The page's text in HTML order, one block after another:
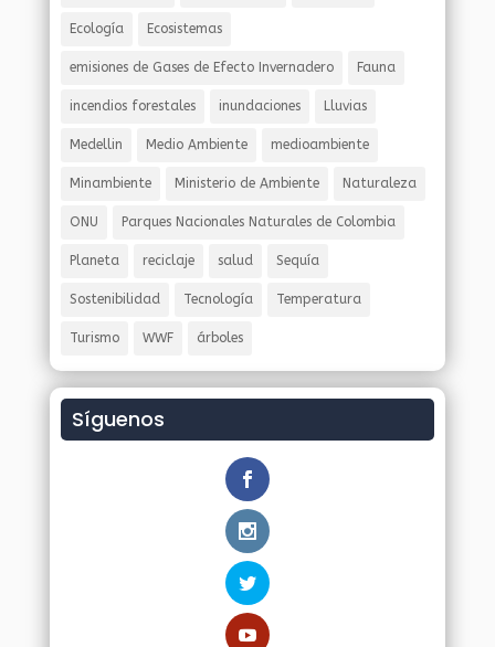
Ecología Ecosistemas
emisiones de Gases de Efecto Invernadero Fauna
incendios forestales inundaciones Lluvias
Medellin Medio Ambiente medioambiente
Minambiente Ministerio de Ambiente Naturaleza
ONU Parques Nacionales Naturales de Colombia
Planeta reciclaje salud Sequía
Sostenibilidad Tecnología Temperatura
Turismo WWF árboles
Síguenos